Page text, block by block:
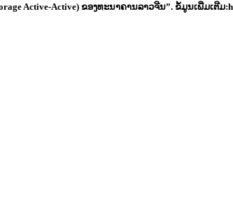
Active-Active) ຂອງທະນາຄານລາວຈີນ”. ຂໍ້ມູນເພີ່ມເຕີມ